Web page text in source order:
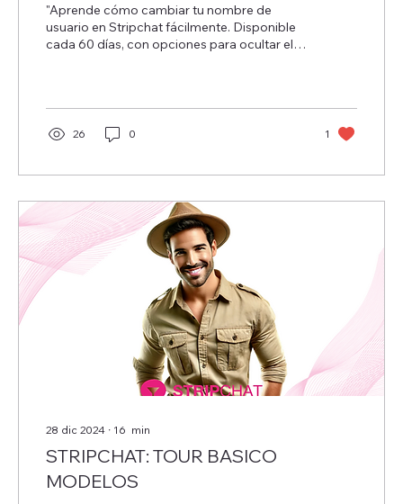
"Aprende cómo cambiar tu nombre de
usuario en Stripchat fácilmente. Disponible
cada 60 días, con opciones para ocultar el
26 0 1
28 dic 2024 ∙ 16 min
STRIPCHAT: TOUR BASICO
MODELOS